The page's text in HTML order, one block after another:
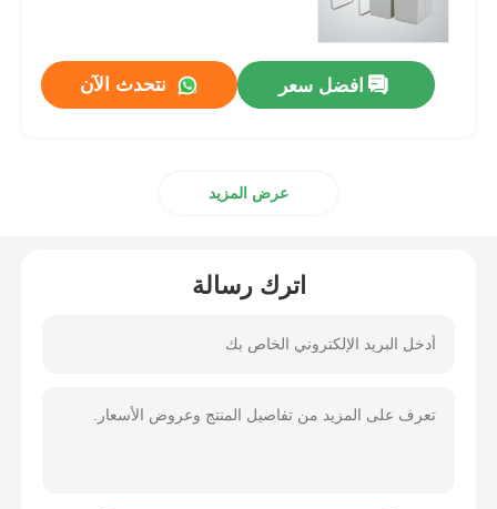
منزلق درج
مفصلات الرفرف
أدوات الخزانات
افضل سعر نتحدث الآن
عرض المزيد
اترك رسالة